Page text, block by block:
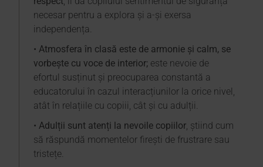
necesar pentru a explora și a-și exersa
independența.
• Atmosfera în clasă este de armonie și calm, se
vorbește cu voce de interior; este nevoie de
efortul susținut și preocuparea constantă a
educatorului în cazul interacțiunilor la orice nivel,
atât în relațiile cu copiii, cât și cu adulții.
• Adulții sunt atenți la nevoile copiilor , știind cum
să răspundă momentelor firești de frustrare sau
tristețe.